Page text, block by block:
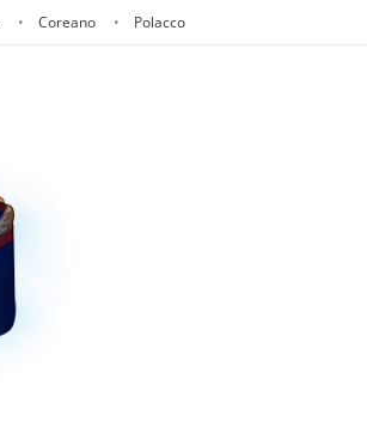
Coreano Polacco